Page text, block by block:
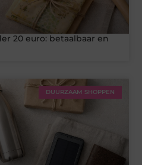
20 euro: betaalbaar en
DUURZAAM SHOPPEN